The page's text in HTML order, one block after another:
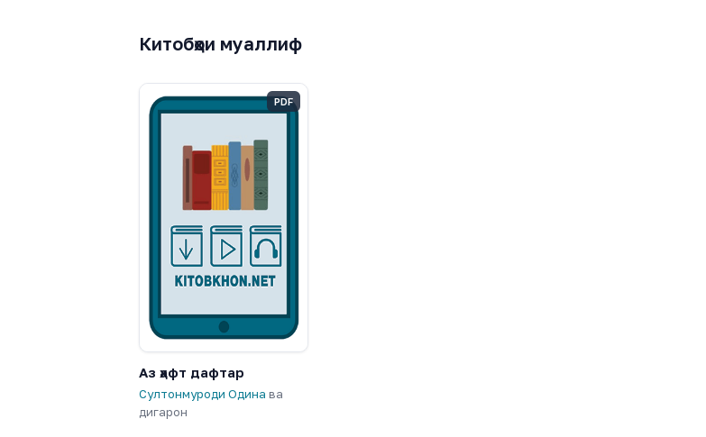
Китобҳои муаллиф
PDF
Аз ҳафт дафтар
Султонмуроди Одина ва
дигарон